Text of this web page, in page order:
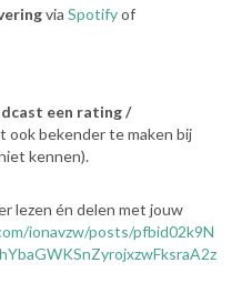
via Spotifyof
een rating /
ook bekender te maken bij
kennen).
lezen én delen met jouw
ionavzw/posts/pfbid02k9N